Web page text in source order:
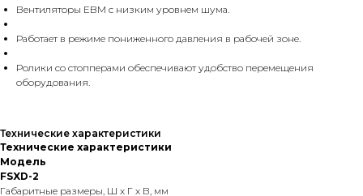
Вентиляторы EBM с низким уровнем шума.
Работает в режиме пониженного давления в рабочей зоне.
Ролики со стопперами обеспечивают удобство перемещения
оборудования.
Технические характеристики
Технические характеристики
Модель
FSXD-2
Габаритные размеры, Ш х Г х В, мм